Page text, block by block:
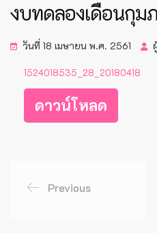
งบทดลองเดือนกุม
วันที่ 18 เมษายน พ.ศ. 2561
1524018535_28_20180418
ดาวน์โหลด
Previous